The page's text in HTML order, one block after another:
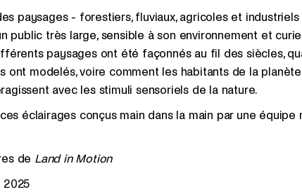
paysages - forestiers, fluviaux, agricoles et industriels
public très large, sensible à son environnement et
paysages ont été façonnés au fil des siècles,
ont modelés, voire comment les habitants de la
avec les stimuli sensoriels de la nature.
éclairages conçus main dans la main par une équipe
de Land in Motion
2025